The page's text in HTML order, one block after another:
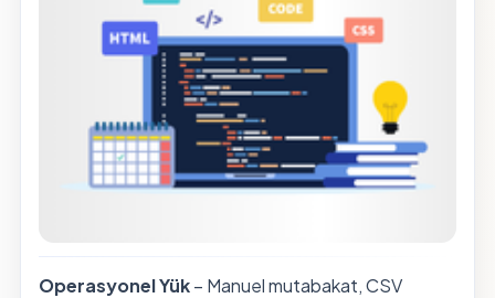
Operasyonel Yük– Manuel mutabakat, CSV